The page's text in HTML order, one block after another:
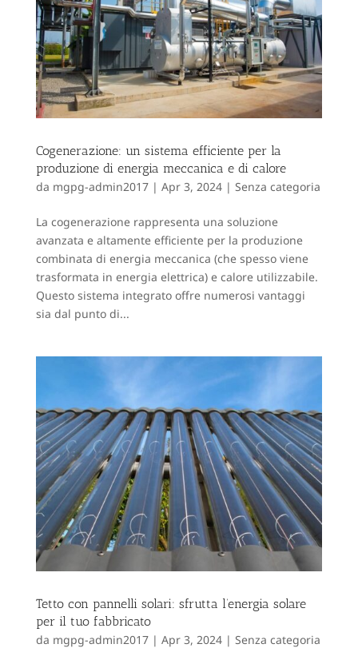
Cogenerazione: un sistema efficiente per la
produzione di energia meccanica e di calore
da mgpg-admin2017| Apr 3, 2024| Senza categoria
La cogenerazione rappresenta una soluzione
avanzata e altamente efficiente per la produzione
combinata di energia meccanica (che spesso viene
trasformata in energia elettrica) e calore utilizzabile.
Questo sistema integrato offre numerosi vantaggi
sia dal punto di...
Tetto con pannelli solari: sfrutta l’energia solare
per il tuo fabbricato
da mgpg-admin2017| Apr 3, 2024| Senza categoria